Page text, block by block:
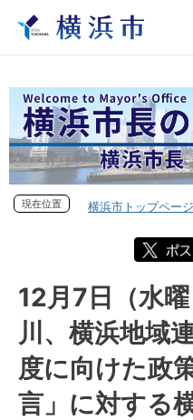
現在位置
横浜市トップページ
フォトダイアリー 2022年度
フォトダイアリー 2022年12月
12月7日（水曜日）連合神奈川
に向けた政策・制度要求と提
手交しました
12月7日（水
川、横浜地域
度に向けた政
言」に対する